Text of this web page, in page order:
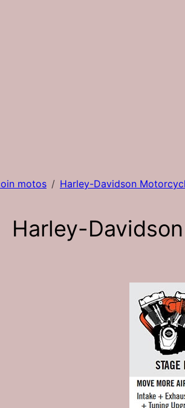
motos Harley-Davidson
Harley-